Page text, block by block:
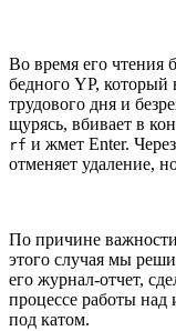
Во время его чтения
бедного YP, который
трудового дня и
щурясь, вбивает в
rf и жмет Enter.
отменяет удаление,
По причине
этого случая мы
его журнал-отчет,
процессе работы над
под катом.